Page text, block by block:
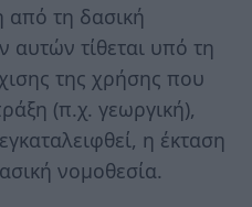
από τη δασική
αυτών τίθεται υπό τη
της χρήσης που
(π.χ. γεωργική),
η έκταση
νομοθεσία.